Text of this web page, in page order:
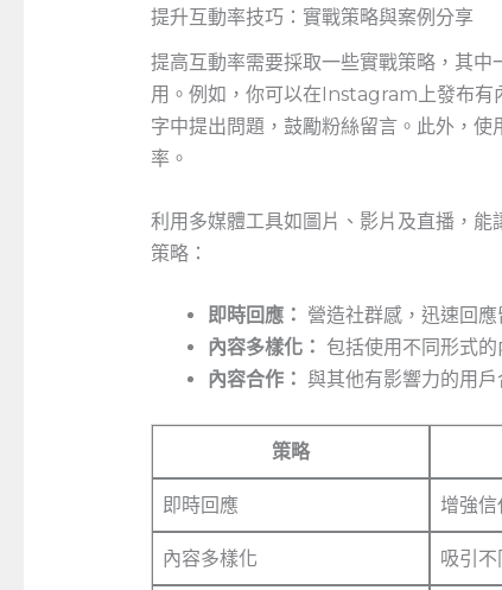
提升互動率技巧：實戰策略與案例分享
提高互動率需要採取一些實戰策略，其中
用。例如，你可以在Instagram上發布有
字中提出問題，鼓勵粉絲留言。此外，
率。
利用多媒體工具如圖片、影片及直播，
策略：
即時回應： 營造社群感，迅速回應
內容多樣化： 包括使用不同形式
內容合作： 與其他有影響力的用
策略
即時回應 增強
內容多樣化 吸引